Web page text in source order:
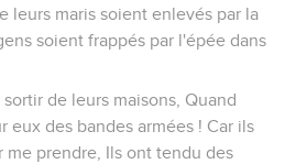
leurs maris soient enlevés par la
soient frappés par l'épée dans
de leurs maisons, Quand
eux des bandes armées ! Car ils
me prendre, Ils ont tendu des